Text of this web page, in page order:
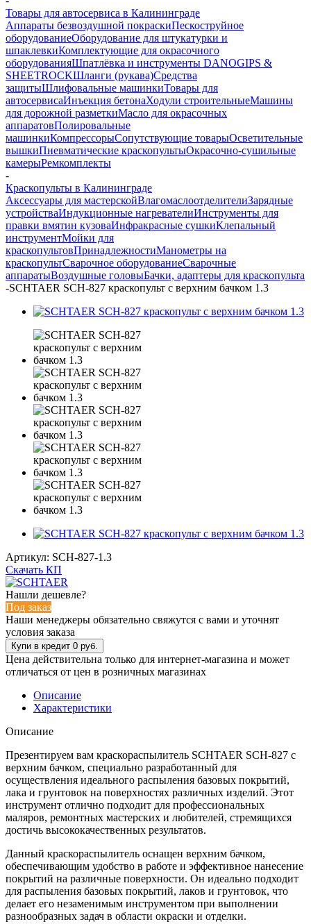
Товары для автосервиса в Калининграде
Аппараты безвоздушной покраскиПескоструйное
оборудованиеОборудование для штукатурки и
шпаклевкиКомплектующие для окрасочного
оборудованияШпатлёвка и инструменты DANOGIPS &
SHEETROCKШланги (рукава)Средства
защитыШлифовальные машинкиТовары для
автосервисаИнъекция бетонаХодули строительныеМашины
для дорожной разметкиМасло для окрасочных
аппаратовПолировальные
машинкиКомпрессорыСопутствующие товарыОсветительные
вышкиПневматические краскопультыОкрасочно-сушильные
камерыРемкомплекты
-
Краскопульты в Калининграде
Аксессуары для мастерскойВлагомаслоотделителиЗарядные
устройстваИндукционные нагревателиИнструменты для
правки вмятин кузоваИнфракрасные сушкиКлепальный
инструментМойки для
краскопультовПринадлежностиМанометры на
краскопультСварочное оборудованиеСварочные
аппаратыВоздушные головыБачки, адаптеры для краскопульта
-SCHTAER SCH-827 краскопульт с верхним бачком 1.3
Артикул: SCH-827-1.3
Скачать КП
Нашли дешевле?
Под заказ
Наши менеджеры обязательно свяжутся с вами и уточнят
условия заказа
Цена действительна только для интернет-магазина и может
отличаться от цен в розничных магазинах
Описание
Характеристики
Описание
Презентируем вам краскораспылитель SCHTAER SCH-827 с
верхним бачком, специально разработанный для
осуществления идеального распыления базовых покрытий,
лака и грунтовок на поверхностях различных изделий. Этот
инструмент отлично подходит для профессиональных
маляров, ремонтных мастерских и любителей, стремящихся
достичь высококачественных результатов.
Данный краскораспылитель оснащен верхним бачком,
обеспечивающим удобство в работе и эффективное нанесение
покрытий на различные поверхности. Он идеально подходит
для распыления базовых покрытий, лаков и грунтовок, что
делает его незаменимым инструментом при выполнении
разнообразных задач в области окраски и отделки.